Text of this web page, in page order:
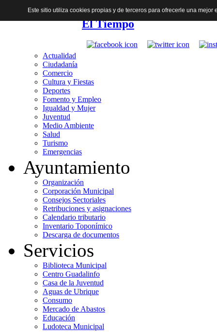
El Tiempo
Actualidad
Ciudadanía
Comercio
Cultura y Fiestas
Deportes
Fomento y Empleo
Igualdad y Mujer
Juventud
Medio Ambiente
Salud
Turismo
Emergencias
Ayuntamiento
Organización
Corporación Municipal
Consejos Sectoriales
Retribuciones y asignaciones
Calendario tributario
Inventario Toponímico
Descarga de documentos
Servicios
Biblioteca Municipal
Centro Guadalinfo
Casa de la Juventud
Aguas de Ubrique
Consumo
Mercado de Abastos
Educación
Ludoteca Municipal
Este sitio utiliza cookies propias y de terceros para ofrecerle una